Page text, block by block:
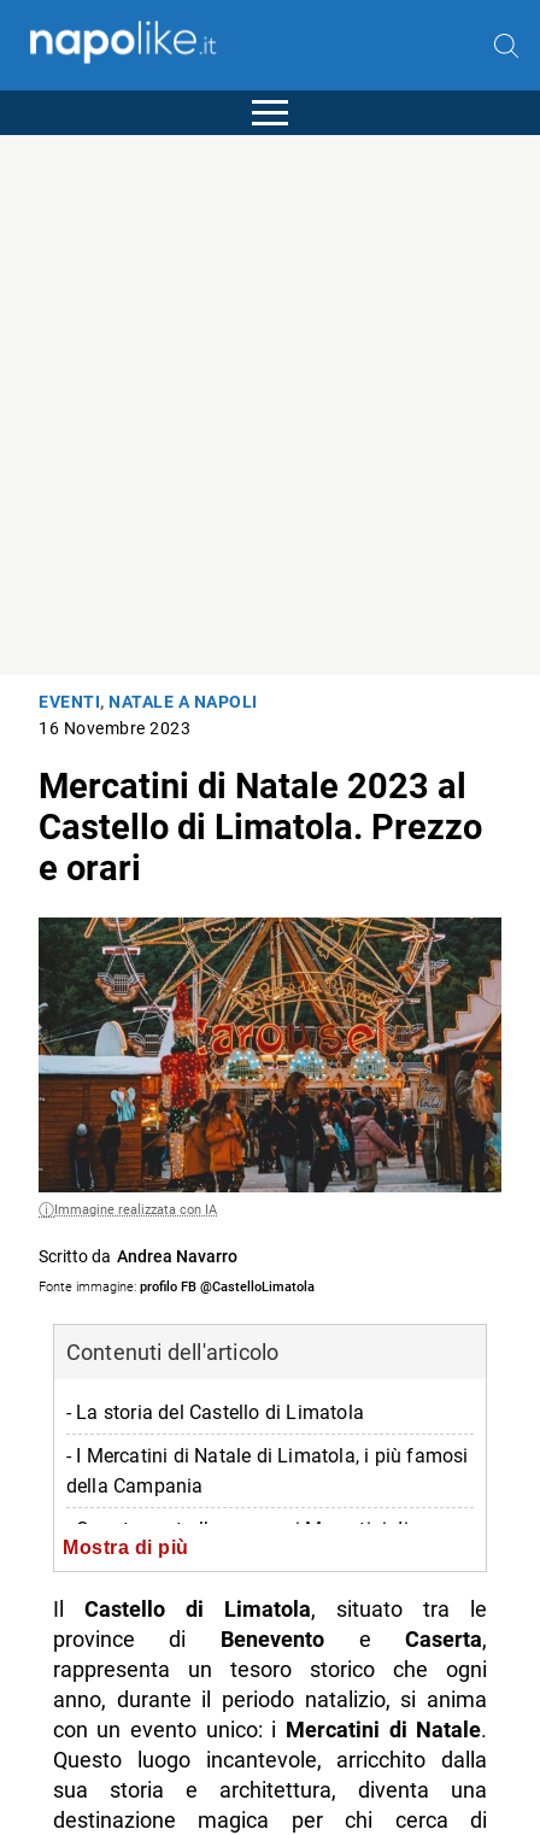
EVENTI,NATALE A NAPOLI
16 Novembre 2023
Mercatini di Natale 2023 al
Castello di Limatola. Prezzo
e orari
Immagine realizzata con IA
Scritto da Andrea Navarro
Fonte immagine: profilo FB @CastelloLimatola
Contenuti dell'articolo
- La storia del Castello di Limatola
- I Mercatini di Natale di Limatola, i più famosi
della Campania
- Quanto costa l’accesso ai Mercatini di
Limatola? Info sui Biglietti
- Date e orari
-- Dal lunedì al giovedì (10:00 – 22:00)
-- Venerdì (10:00 – 23:30)
-- Sabato, domenica e venerdì 8 dicembre
-- Giovedì 7 dicembre
-- Scopri di più da Napolike.it
Mostra di più
Il Castello di Limatola, situato tra le
province di Benevento eCaserta,
rappresenta un tesoro storico che ogni
anno, durante il periodo natalizio, si anima
con un evento unico: i Mercatini di Natale.
Questo luogo incantevole, arricchito dalla
sua storia e architettura, diventa una
destinazione magica per chi cerca di